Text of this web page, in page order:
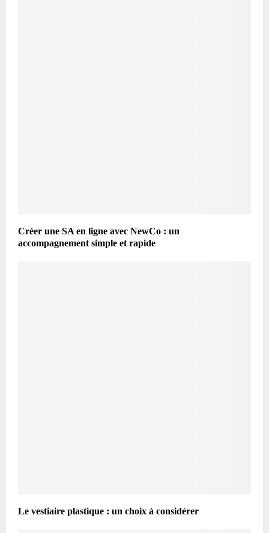
Créer une SA en ligne avec NewCo : un
accompagnement simple et rapide
Le vestiaire plastique : un choix à considérer